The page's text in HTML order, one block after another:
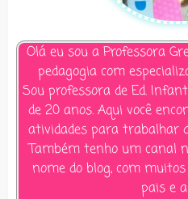
Olá eu sou a Professora
pedagogia com
Sou professora de Ed.
de 20 anos. Aqui você
atividades para trabalhar
Também tenho um canal
nome do blog, com
pais e